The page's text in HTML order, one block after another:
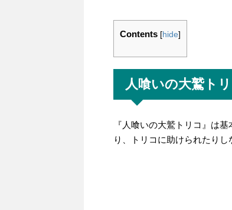
Contents [hide]
人喰いの大鷲ト
『人喰いの大鷲トリコ』は
り、トリコに助けられたり